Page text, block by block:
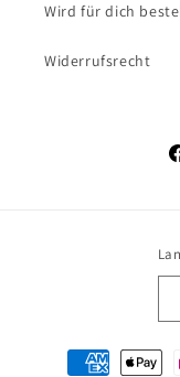
Wird für dich
Widerrufsrecht